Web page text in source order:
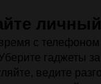
с
гаджеты
ведите